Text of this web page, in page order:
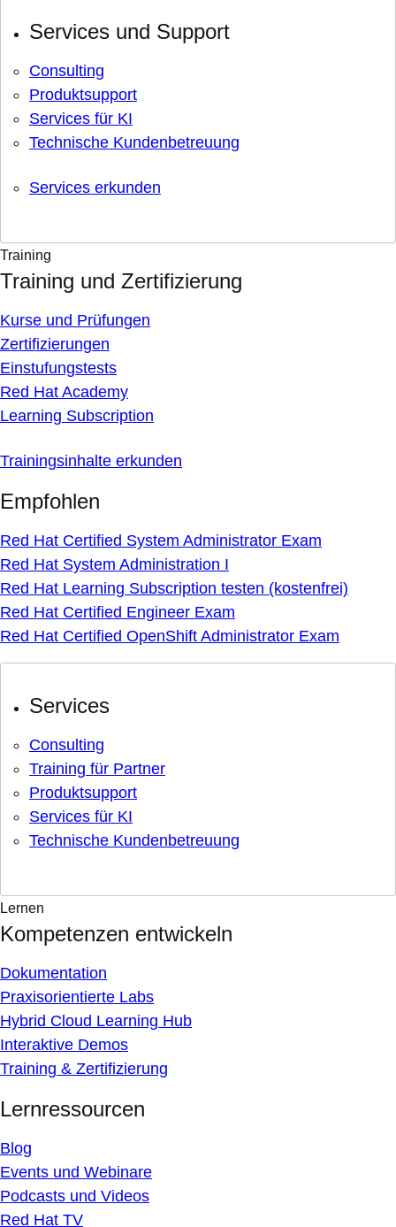
Services und Support
Consulting
Produktsupport
Services für KI
Technische Kundenbetreuung
Services erkunden
Training
Training und Zertifizierung
Kurse und Prüfungen
Zertifizierungen
Einstufungstests
Red Hat Academy
Learning Subscription
Trainingsinhalte erkunden
Empfohlen
Red Hat Certified System Administrator Exam
Red Hat System Administration I
Red Hat Learning Subscription testen (kostenfrei)
Red Hat Certified Engineer Exam
Red Hat Certified OpenShift Administrator Exam
Services
Consulting
Training für Partner
Produktsupport
Services für KI
Technische Kundenbetreuung
Lernen
Kompetenzen entwickeln
Dokumentation
Praxisorientierte Labs
Hybrid Cloud Learning Hub
Interaktive Demos
Training & Zertifizierung
Lernressourcen
Blog
Events und Webinare
Podcasts und Videos
Red Hat TV